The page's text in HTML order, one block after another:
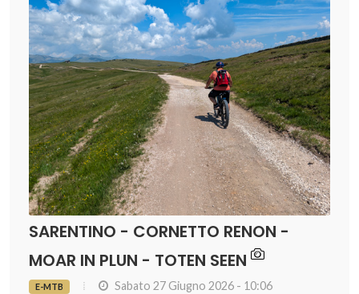
SARENTINO - CORNETTO RENON -
MOAR IN PLUN - TOTEN SEEN
E-MTB
Sabato 27 Giugno 2026 - 10:06